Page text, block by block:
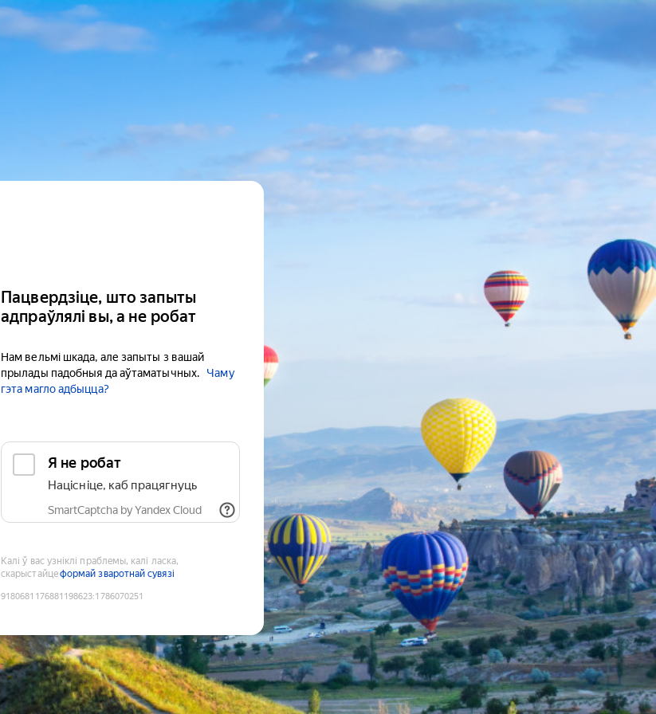
Пацвердзіце, што запыты
адпраўлялі вы, а не робат
Нам вельмі шкада, але запыты з вашай
прылады падобныя да аўтаматычных.
Чаму
гэта магло адбыцца?
Я не робат
Націсніце, каб працягнуць
SmartCaptcha by Yandex Cloud
Калі ў вас узніклі праблемы, калі ласка,
скарыстайцеформай зваротнай сувязі
9180681176881198623:1786070251